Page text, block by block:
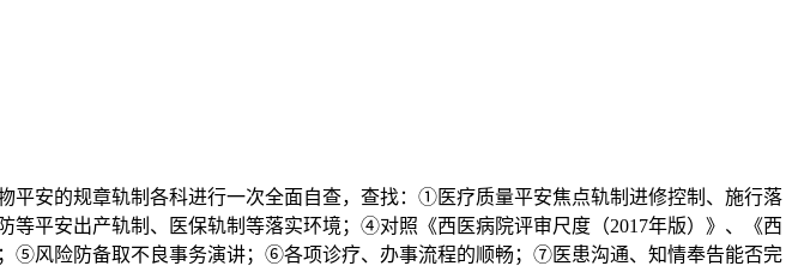
安的规章轨制各科进行一次全面自查，查找：①医疗质量平安焦点轨制进修控制、施行落
平安出产轨制、医保轨制等落实环境；④对照《西医病院评审尺度（2017年版）》、《西
⑤风险防备取不良事务演讲；⑥各项诊疗、办事流程的顺畅；⑦医患沟通、知情奉告能否完